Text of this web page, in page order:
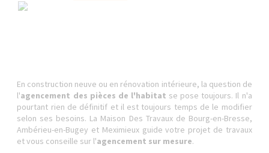
En construction neuve ou en rénovation intérieure, la question de
l'agencement des pièces de l'habitat se pose toujours. Il n'a
pourtant rien de définitif et il est toujours temps de le modifier
selon ses besoins. La Maison Des Travaux de Bourg-en-Bresse,
Ambérieu-en-Bugey et Meximieux guide votre projet de travaux
et vous conseille sur l'agencement sur mesure.